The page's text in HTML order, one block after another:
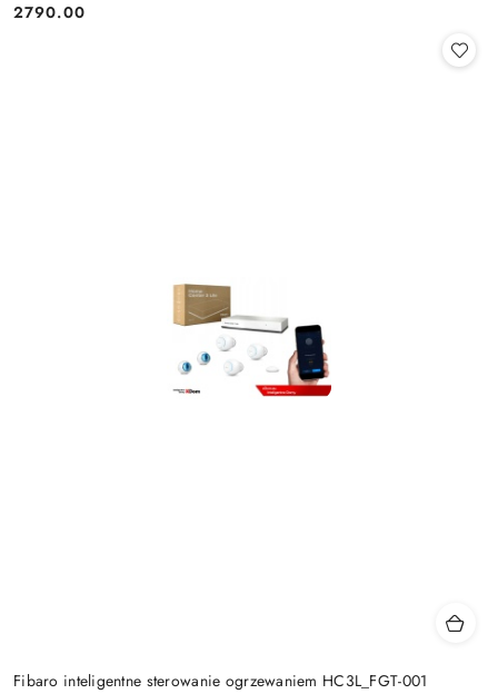
Cena:
2790.00
Fibaro inteligentne sterowanie ogrzewaniem HC3L_FGT-001